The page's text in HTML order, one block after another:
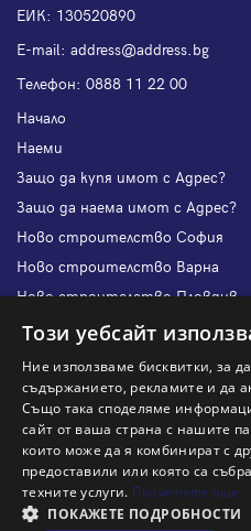
ЕИК: 130520890
Е-mail: address@address.bg
Телефон: 0888 11 22 00
Начало
Наеми
Защо да купя имот с Адрес?
Защо да наема имот с Адрес?
Ново строителство София
Ново строителство Варна
Ново строителство Пловдив
Ново строителство Бургас
Защо да отдам имот с Адрес?
Наши офиси
Кариери
Кои сме ние?
Франчайз
Този уебсайт
Ние използваме бисквитки, за
съдържанието, рекламите и да
Също така споделяме
сайт от ваша страна с нашите
които може да я комбинират с
предоставили или която са
техните услуги. Прочетете още
ПОКАЖЕТЕ ПОДРОБНОСТИ